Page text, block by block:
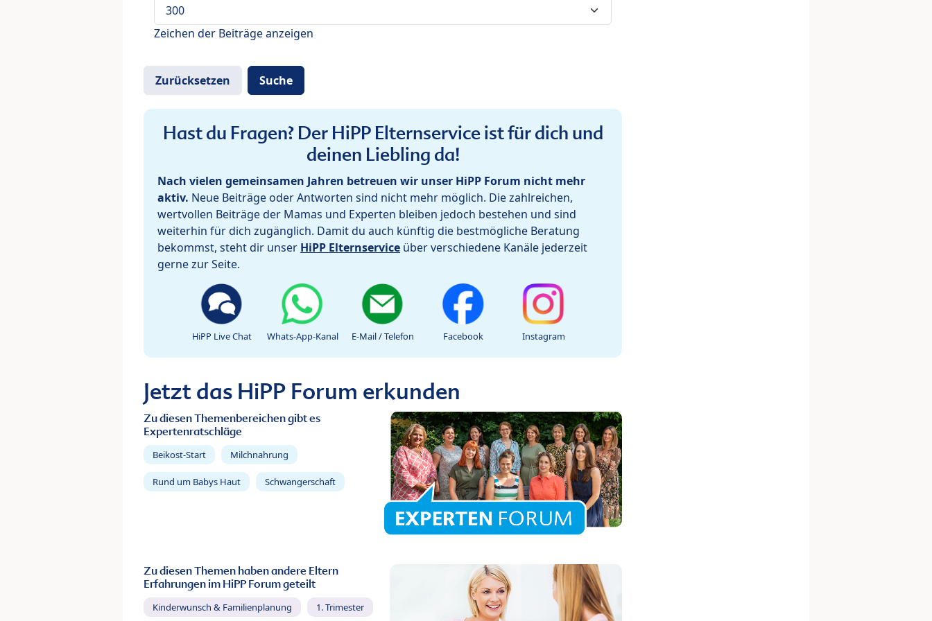
Zeichen der Beiträge anzeigen
Hast du Fragen? Der HiPP Elternservice ist für dich und
deinen Liebling da!
Nach vielen gemeinsamen Jahren betreuen wir unser HiPP Forum nicht mehr
aktiv. Neue Beiträge oder Antworten sind nicht mehr möglich. Die zahlreichen,
wertvollen Beiträge der Mamas und Experten bleiben jedoch bestehen und sind
weiterhin für dich zugänglich. Damit du auch künftig die bestmögliche Beratung
bekommst, steht dir unser HiPP Elternservice über verschiedene Kanäle jederzeit
gerne zur Seite.
HiPP Live Chat Whats-App-Kanal E-Mail / Telefon Facebook Instagram
Jetzt das HiPP Forum erkunden
Zu diesen Themenbereichen gibt es
Expertenratschläge
Beikost-Start Milchnahrung
Rund um Babys Haut Schwangerschaft
Zu diesen Themen haben andere Eltern
Erfahrungen im HiPP Forum geteilt
Kinderwunsch & Familienplanung 1. Trimester